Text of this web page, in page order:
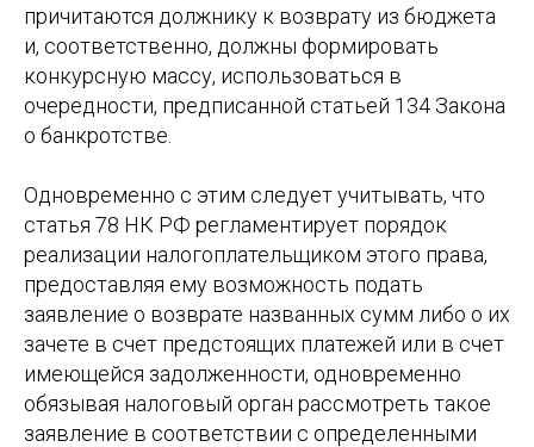
причитаются должнику к возврату из бюджета
и, соответственно, должны формировать
конкурсную массу, использоваться в
очередности, предписанной статьей 134 Закона
о банкротстве.
Одновременно с этим следует учитывать, что
статья 78 НК РФ регламентирует порядок
реализации налогоплательщиком этого права,
предоставляя ему возможность подать
заявление о возврате названных сумм либо о их
зачете в счет предстоящих платежей или в счет
имеющейся задолженности, одновременно
обязывая налоговый орган рассмотреть такое
заявление в соответствии с определенными